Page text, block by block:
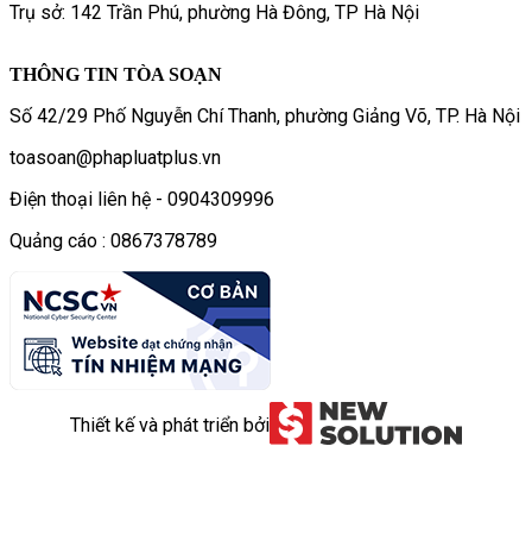
Trụ sở: 142 Trần Phú, phường Hà Đông, TP Hà Nội
THÔNG TIN TÒA SOẠN
Số 42/29 Phố Nguyễn Chí Thanh, phường Giảng Võ, TP. Hà Nội
toasoan@phapluatplus.vn
Điện thoại liên hệ - 0904309996
Quảng cáo : 0867378789
Thiết kế và phát triển bởi